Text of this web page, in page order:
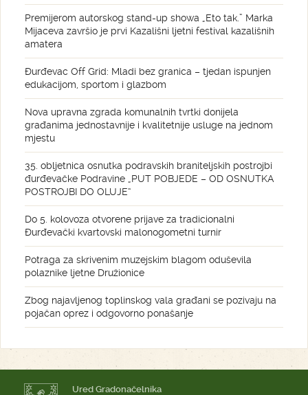
Premijerom autorskog stand-up showa „Eto tak.” Marka
Mijaceva završio je prvi Kazališni ljetni festival kazališnih
amatera
Đurđevac Off Grid: Mladi bez granica – tjedan ispunjen
edukacijom, sportom i glazbom
Nova upravna zgrada komunalnih tvrtki donijela
građanima jednostavnije i kvalitetnije usluge na jednom
mjestu
35. obljetnica osnutka podravskih braniteljskih postrojbi
đurđevačke Podravine „PUT POBJEDE – OD OSNUTKA
POSTROJBI DO OLUJE“
Do 5. kolovoza otvorene prijave za tradicionalni
Đurđevački kvartovski malonogometni turnir
Potraga za skrivenim muzejskim blagom oduševila
polaznike ljetne Družionice
Zbog najavljenog toplinskog vala građani se pozivaju na
pojačan oprez i odgovorno ponašanje
Ured Gradonačelnika